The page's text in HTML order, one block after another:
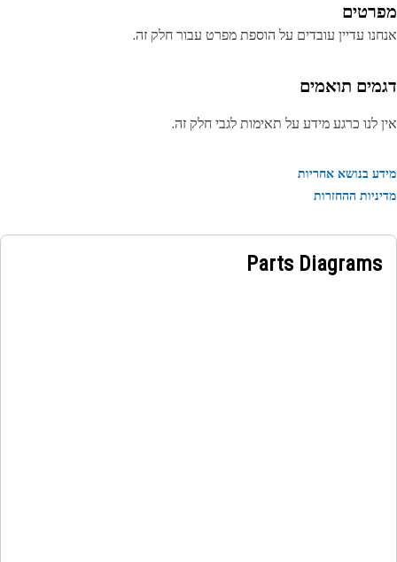
עדיין עובדים על הוספת מפרט עבור חלק זה.
תואמים
לנו כרגע מידע על תאימות לגבי חלק זה.
בנושא אחריות
ההחזרות
Parts Diagrams